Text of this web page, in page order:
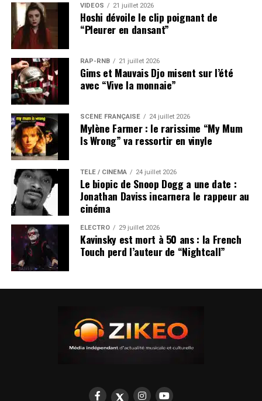
VIDEOS 21 juillet 2026
Hoshi dévoile le clip poignant de
“Pleurer en dansant”
RAP-RNB 21 juillet 2026
Gims et Mauvais Djo misent sur l’été
avec “Vive la monnaie”
SCÈNE FRANÇAISE 24 juillet 2026
Mylène Farmer : le rarissime “My Mum
Is Wrong” va ressortir en vinyle
TÉLÉ / CINÉMA 24 juillet 2026
Le biopic de Snoop Dogg a une date :
Jonathan Daviss incarnera le rappeur au
cinéma
ÉLECTRO 29 juillet 2026
Kavinsky est mort à 50 ans : la French
Touch perd l’auteur de “Nightcall”